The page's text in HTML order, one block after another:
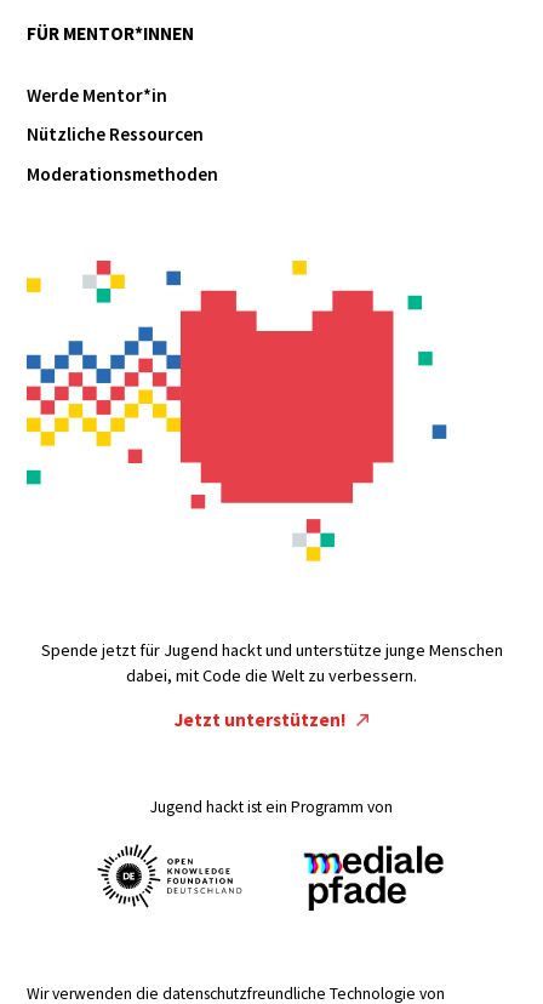
FÜR MENTOR*INNEN
Werde Mentor*in
Nützliche Ressourcen
Moderationsmethoden
Spende jetzt für Jugend hackt und unterstütze junge Menschen
dabei, mit Code die Welt zu verbessern.
Jetzt unterstützen!
Jugend hackt ist ein Programm von
Wir verwenden die datenschutzfreundliche Technologie von